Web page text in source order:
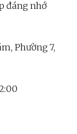
đáng nhớ
Phường 7,